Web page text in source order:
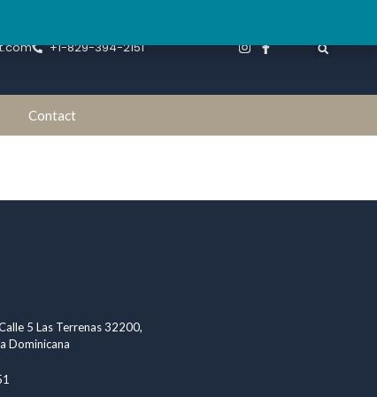
+1-829-394-2151
Contact
5 Las Terrenas 32200,
Dominicana